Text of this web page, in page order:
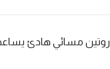
روتين مسائي هادئ